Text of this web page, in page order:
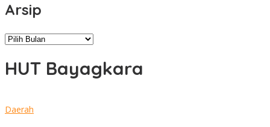
Arsip
Arsip
HUT Bayagkara
Daerah